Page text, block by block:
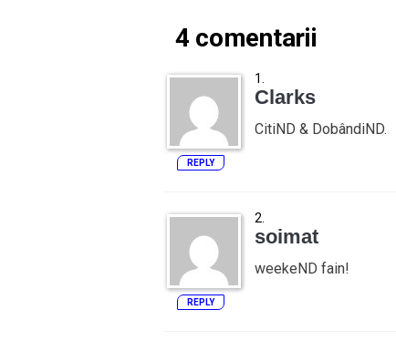
4 comentarii
Clarks
CitiND & DobândiND.
REPLY
soimat
weekeND fain!
REPLY